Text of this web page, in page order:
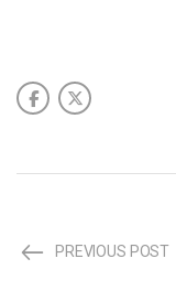
PREVIOUS POST